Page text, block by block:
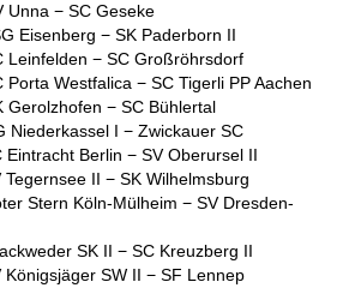
Unna − SC Geseke
Eisenberg − SK Paderborn II
Leinfelden − SC Großröhrsdorf
Westfalica − SC Tigerli PP Aachen
Gerolzhofen − SC Bühlertal
Niederkassel I − Zwickauer SC
Eintracht Berlin − SV Oberursel II
II − SK Wilhelmsburg
Stern Köln-Mülheim − SV Dresden-
SK II − SC Kreuzberg II
Königsjäger SW II − SF Lennep